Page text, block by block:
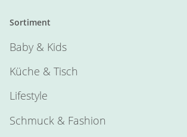
Sortiment
Baby & Kids
Küche & Tisch
Lifestyle
Schmuck & Fashion